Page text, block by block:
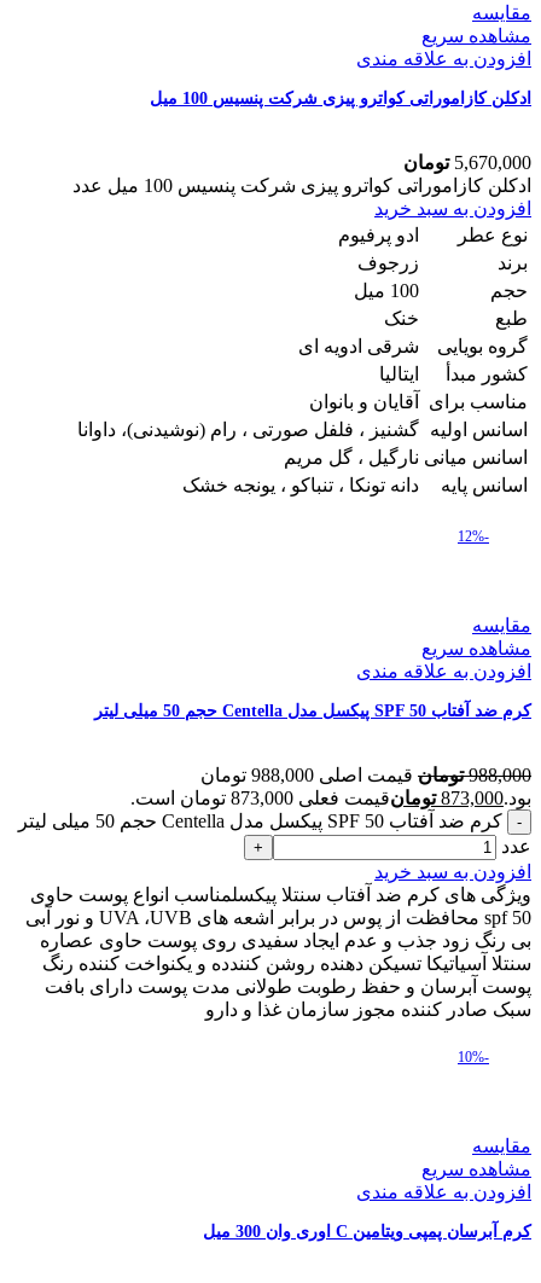
مقایسه
مشاهده سریع
افزودن به علاقه مندی
ادکلن کازاموراتی کواترو پیزی شرکت پنسیس 100 میل
5,670,000 تومان
ادکلن کازاموراتی کواترو پیزی شرکت پنسیس 100 میل عدد
افزودن به سبد خرید
نوع عطر
ادو پرفیوم
برند
زرجوف
حجم
100 میل
طبع
خنک
گروه بویایی
شرقی ادویه ای
کشور مبدأ
ایتالیا
مناسب برای
آقایان و بانوان
اسانس اولیه گشنیز ، فلفل صورتی ، رام (نوشیدنی)، داوانا
اسانس میانی نارگیل ، گل مریم
اسانس پایه
دانه تونکا ، تنباکو ، یونجه خشک
-12%
مقایسه
مشاهده سریع
افزودن به علاقه مندی
کرم ضد آفتاب SPF 50 پیکسل مدل Centella حجم 50 میلی لیتر
988,000 تومان
قیمت اصلی 988,000 تومان
بود.873,000 تومانقیمت فعلی 873,000 تومان است.
کرم ضد آفتاب SPF 50 پیکسل مدل Centella حجم 50 میلی لیتر
عدد
افزودن به سبد خرید
ویژگی های کرم ضد آفتاب سنتلا پیکسلمناسب انواع پوست حاوی
spf 50 محافظت از پوس در برابر اشعه های UVA ،UVB و نور آبی
بی رنگ زود جذب و عدم ایجاد سفیدی روی پوست حاوی عصاره
سنتلا آسیاتیکا تسیکن دهنده روشن کنندده و یکنواخت کننده رنگ
پوست آبرسان و حفظ رطوبت طولانی مدت پوست دارای بافت
سبک صادر کننده مجوز سازمان غذا و دارو
-10%
مقایسه
مشاهده سریع
افزودن به علاقه مندی
کرم آبرسان پمپی ویتامین C اوری وان 300 میل